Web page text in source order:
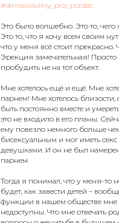
#dimasvavilny_pro_pizdec
Это было волшебно. Это то, чего
Это то, что я хочу всем своим
что у меня всё стоит прекрасно.
Эрекция замечательная! Просто
пробудить не на тот объект.
Мне хотелось ещё и ещё. Мне
парнем! Мне хотелось близости,
быть постоянно вместе и
это не входило в его планы.
ему повезло немного больше
бисексуальным и мог иметь
девушками. И он не был
парнем.
Тогда я понимал, что у меня-то
будет, как завести детей –
функции в нашем обществе
недоступны. Что мне отвечать